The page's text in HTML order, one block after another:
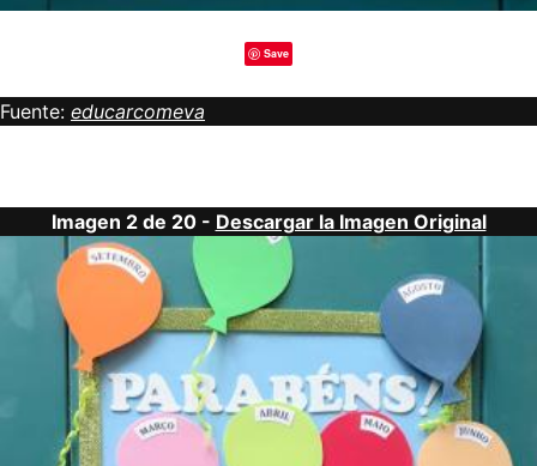
Save
Fuente: educarcomeva
Imagen 2 de 20 - Descargar la Imagen Original